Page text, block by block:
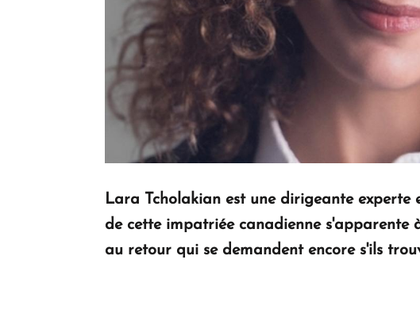
Lara Tcholakian est une dirigeante
de cette impatriée canadienne s'apparente
au retour qui se demandent encore s'ils